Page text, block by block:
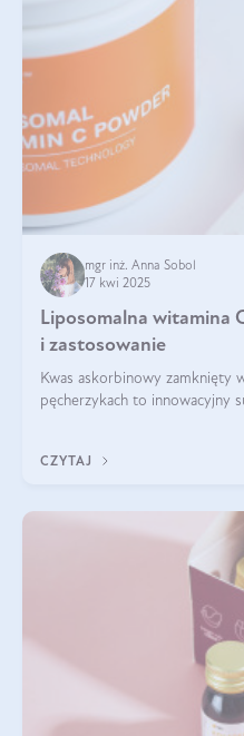
mgr inż. Anna Sobol
17 kwi 2025
Liposomalna witamina
i zastosowanie
Kwas askorbinowy zamknięty
pęcherzykach to innowacyjny
CZYTAJ